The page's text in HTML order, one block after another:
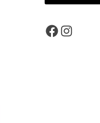
Facebook
Instagram